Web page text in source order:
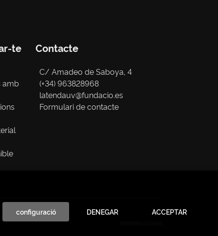
te
amb
Contacte
C/ Amadeo de Saboya, 4
(+34) 963828968
latendauv@fundacio.es
Formulari de contacte
configuració DENEGAR ACCEPTAR